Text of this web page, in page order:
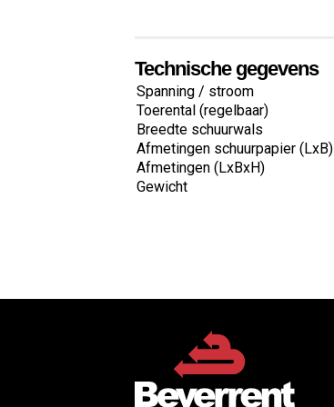
Technische gegevens
Spanning / stroom
Toerental (regelbaar)
Breedte schuurwals
Afmetingen schuurpapier (LxB)
Afmetingen (LxBxH)
Gewicht